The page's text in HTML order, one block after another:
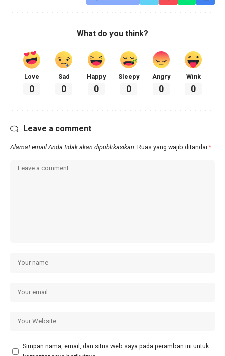
What do you think?
Love
0
Sad
0
Happy
0
Sleepy
0
Angry
0
Wink
0
Leave a comment
Alamat email Anda tidak akan dipublikasikan. Ruas yang wajib ditandai *
Simpan nama, email, dan situs web saya pada peramban ini untuk